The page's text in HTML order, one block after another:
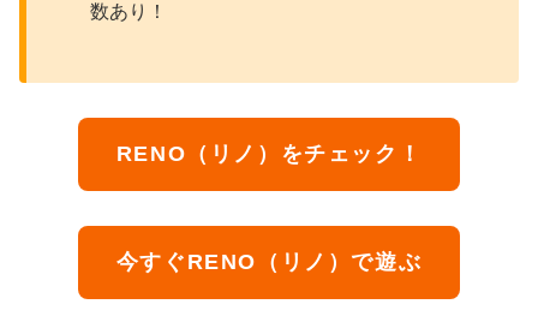
数あり！
RENO（リノ）をチェック！
今すぐRENO（リノ）で遊ぶ